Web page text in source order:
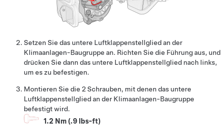
Setzen Sie das untere Luftklappenstellglied an der
Klimaanlagen-Baugruppe an. Richten Sie die Führung aus, und
drücken Sie dann das untere Luftklappenstellglied nach links,
um es zu befestigen.
Montieren Sie die 2 Schrauben, mit denen das untere
Luftklappenstellglied an der Klimaanlagen-Baugruppe
befestigt wird.
1.2 Nm (.9 lbs-ft)